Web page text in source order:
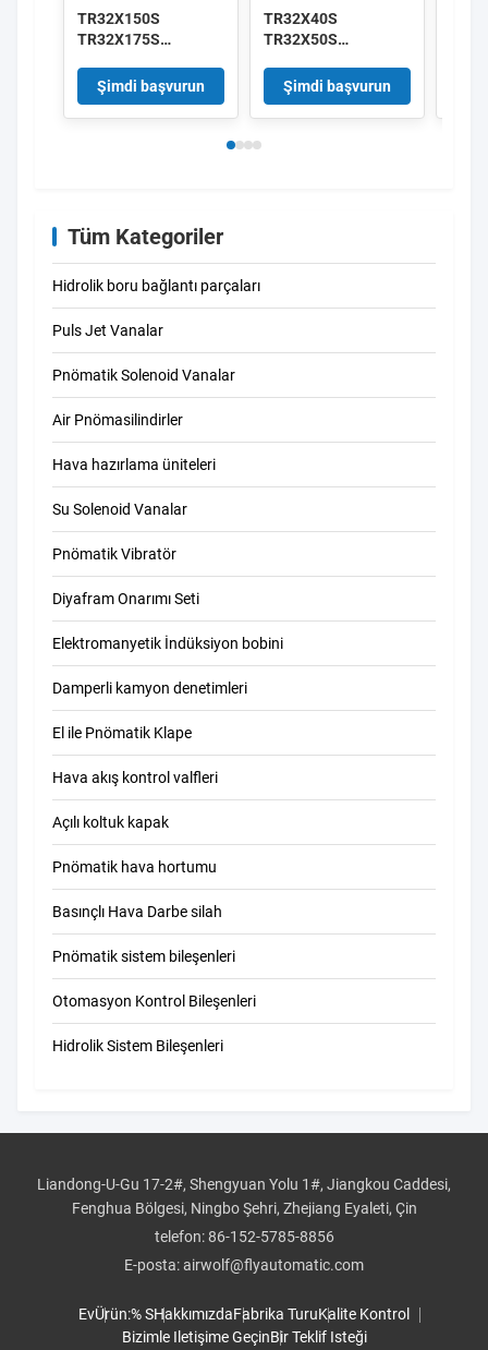
TR32X150S
TR32X175S
Serisi AirTAC Çift
Eylemli Çift Çubuk
Silindir
Şimdi başvurun
TR32X40S
TR32X50S
TR32X70S TR Serisi
AirTAC Çifte Eylemli
Çift Çubuklı Silindir
Şimdi başvurun
Tüm Kategoriler
Hidrolik boru bağlantı parçaları
Puls Jet Vanalar
Pnömatik Solenoid Vanalar
Air Pnömasilindirler
Hava hazırlama üniteleri
Su Solenoid Vanalar
Pnömatik Vibratör
Diyafram Onarımı Seti
Elektromanyetik İndüksiyon bobini
Damperli kamyon denetimleri
El ile Pnömatik Klape
Hava akış kontrol valfleri
Açılı koltuk kapak
Pnömatik hava hortumu
Basınçlı Hava Darbe silah
Pnömatik sistem bileşenleri
Otomasyon Kontrol Bileşenleri
Hidrolik Sistem Bileşenleri
Liandong-U-Gu 17-2#, Shengyuan Yolu 1#, Jiangkou Caddesi,
Fenghua Bölgesi, Ningbo Şehri, Zhejiang Eyaleti, Çin
telefon:86-152-5785-8856
E-posta:airwolf@flyautomatic.com
EvÜrün:% SHakkımızdaFabrika TuruKalite Kontrol
Bizimle Iletişime GeçinBir Teklif Isteği